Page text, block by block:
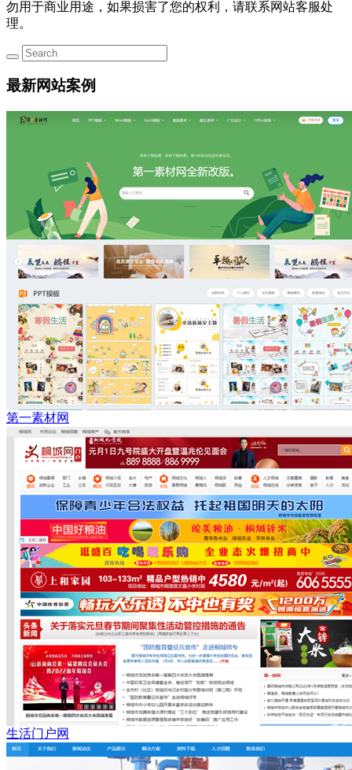
勿用于商业用途，如果损害了您的权利，请联系网站客服处
理。
最新网站案例
第一素材网
生活门户网